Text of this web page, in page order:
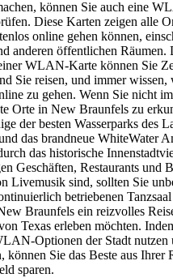
können Sie auch eine
Diese Karten zeigen alle
online gehen können,
anderen öffentlichen Räumen.
WLAN-Karte können Sie
Sie reisen, und immer wissen,
zu gehen. Wenn Sie nicht
Orte in New Braunfels zu
der besten Wasserparks des
das brandneue WhiteWater
das historische
Geschäften, Restaurants und
Livemusik sind, sollten Sie
betriebenen
Braunfels ein reizvolles
Texas erleben möchten.
Optionen der Stadt nutzen
können Sie das Beste aus Ihrer
sparen.